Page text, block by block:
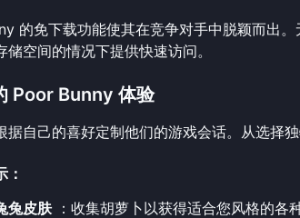
的免下载功能使其在竞争对手中脱颖而出
储空间的情况下提供快速访问。
Poor Bunny 体验
据自己的喜好定制他们的游戏会话。从选择
：
兔皮肤：收集胡萝卜以获得适合您风格的各种